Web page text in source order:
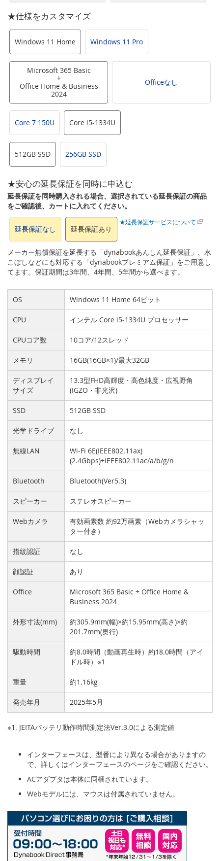
る
★仕様をカスタマイズ
Windows 11 Home Windows 11 Pro
Microsoft 365 Basic
+
Office Home & Business
2024
Officeなし
Core 7 150U Core i5-1334U
512GB SSD 256GB SSD
★安心の延長保証を同時に申込む
延長保証を同時購入される場合、選択されている延長保証の商品
をご確認後、カートに入れてください。
延長保証なし 延長保証あり
★延長保証サービスについて
メーカー無償保証を延長する「dynabookあんしん延長保証」、水
こぼしなどにも対応する「dynabookプレミアム保証」をご用意し
てます。保証期間は3年間、4年間、5年間から選べます。
OS Windows 11 Home 64ビット
CPU インテル Core i5-1334U プロセッサー
CPUコア数 10コア/12スレッド
メモリ 16GB(16GB×1)/最大32GB
ディスプレイ
サイズ
13.3型FHD高輝度・高色純度・広視野角
(IGZO・非光沢)
SSD 512GB SSD
光学ドライブ なし
無線LAN
Wi-Fi 6E(IEEE802.11ax)
(2.4Gbps)+IEEE802.11ac/a/b/g/n
Bluetooth Bluetooth(Ver5.3)
スピーカー ステレオスピーカー
Webカメラ
有効画素数 約92万画素（Webカメラシャッ
ター付き）
指紋認証 なし
顔認証 あり
Office
Microsoft 365 Basic + Office Home &
Business 2024
外形寸法(mm)
約305.9mm(幅)×約15.95mm(高さ)×約
201.7mm(奥行)
駆動時間
約8.0時間（動画再生時）約18.0時間（アイ
ドル時）※1
重量 約1.16kg
発売年月 2025年5月
※1. JEITAバッテリ動作時間測定法Ver.3.0による測定値
インターフェースは、型番により異なる場合がありますの
で、詳しくはインターフェースのページをご確認ください。
ACアダプタは本体に同梱されています。
Webモデルには、マウスは付属されていません。